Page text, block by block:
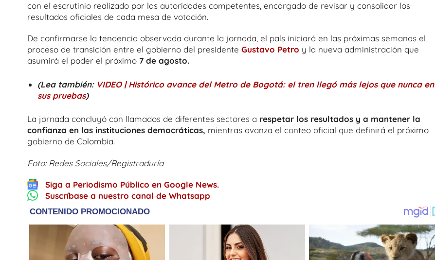
con el escrutinio realizado por las autoridades competentes, encargado de revisar y consolidar los
resultados oficiales de cada mesa de votación.
De confirmarse la tendencia observada durante la jornada, el país iniciará en las próximas semanas el
proceso de transición entre el gobierno del presidente Gustavo Petro y la nueva administración que
asumirá el poder el próximo 7 de agosto.
(Lea también: VIDEO | Histórico avance del Metro de Bogotá: el tren llegó más lejos que nunca en
sus pruebas)
La jornada concluyó con llamados de diferentes sectores a respetar los resultados y a mantener la
confianza en las instituciones democráticas, mientras avanza el conteo oficial que definirá el próximo
gobierno de Colombia.
Foto: Redes Sociales/Registraduría
Siga a Periodismo Público en Google News.
Suscríbase a nuestro canal de Whatsapp